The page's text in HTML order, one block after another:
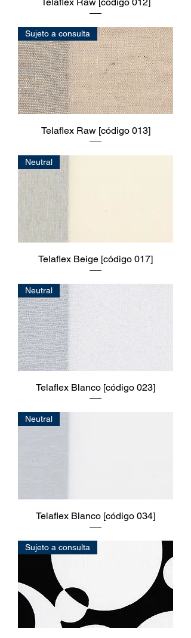
Sujeto a consulta
Telaflex Raw [código 013]
Neutral
Telaflex Beige [código 017]
Neutral
Telaflex Blanco [código 023]
Neutral
Telaflex Blanco [código 034]
Sujeto a consulta